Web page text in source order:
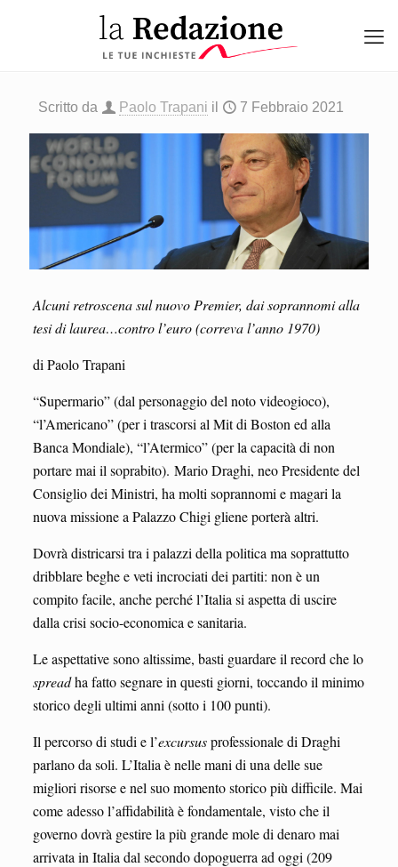
Scritto da Paolo Trapani il 7 Febbraio 2021
Alcuni retroscena sul nuovo Premier, dai soprannomi alla
tesi di laurea…contro l’euro (correva l’anno 1970)
di Paolo Trapani
“Supermario” (dal personaggio del noto videogioco),
“l’Americano” (per i trascorsi al Mit di Boston ed alla
Banca Mondiale), “l’Atermico” (per la capacità di non
portare mai il soprabito). Mario Draghi, neo Presidente del
Consiglio dei Ministri, ha molti soprannomi e magari la
nuova missione a Palazzo Chigi gliene porterà altri.
Dovrà districarsi tra i palazzi della politica ma soprattutto
dribblare beghe e veti incrociati dei partiti: non è un
compito facile, anche perché l’Italia si aspetta di uscire
dalla crisi socio-economica e sanitaria.
Le aspettative sono altissime, basti guardare il record che lo
spreadha fatto segnare in questi giorni, toccando il minimo
storico degli ultimi anni (sotto i 100 punti).
Il percorso di studi e l’excursusprofessionale di Draghi
parlano da soli. L’Italia è nelle mani di una delle sue
migliori risorse e nel suo momento storico più difficile. Mai
come adesso l’affidabilità è fondamentale, visto che il
governo dovrà gestire la più grande mole di denaro mai
arrivata in Italia dal secondo dopoguerra ad oggi (209